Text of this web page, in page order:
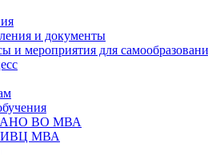
и документы
и мероприятия для
АНО ВО МВА
ИВЦ МВА